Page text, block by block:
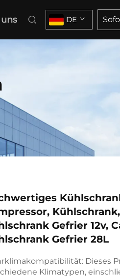
DE
Gefrier 12v,
Gefrier 28L
Dieses
Klimatypen,